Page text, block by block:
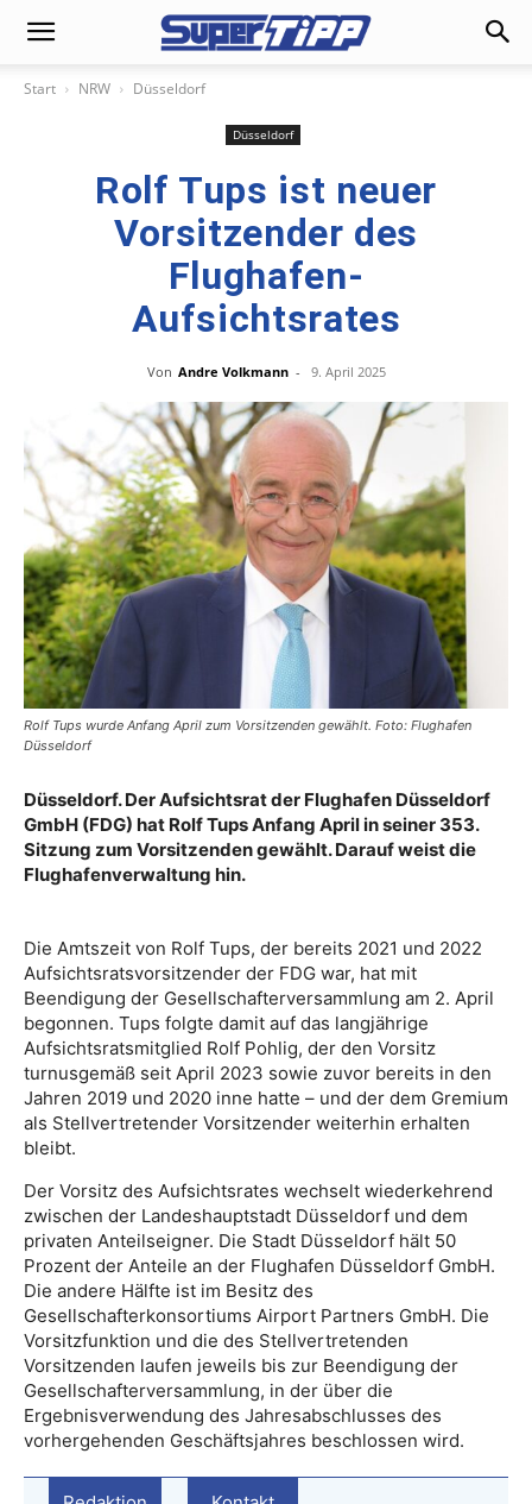
Start NRW Düsseldorf
Düsseldorf
Rolf Tups ist neuer
Vorsitzender des
Flughafen-
Aufsichtsrates
Von Andre Volkmann - 9. April 2025
Rolf Tups wurde Anfang April zum Vorsitzenden gewählt. Foto: Flughafen
Düsseldorf
Düsseldorf. Der Aufsichtsrat der Flughafen Düsseldorf
GmbH (FDG) hat Rolf Tups Anfang April in seiner 353.
Sitzung zum Vorsitzenden gewählt. Darauf weist die
Flughafenverwaltung hin.
Die Amtszeit von Rolf Tups, der bereits 2021 und 2022
Aufsichtsratsvorsitzender der FDG war, hat mit
Beendigung der Gesellschafterversammlung am 2. April
begonnen. Tups folgte damit auf das langjährige
Aufsichtsratsmitglied Rolf Pohlig, der den Vorsitz
turnusgemäß seit April 2023 sowie zuvor bereits in den
Jahren 2019 und 2020 inne hatte – und der dem Gremium
als Stellvertretender Vorsitzender weiterhin erhalten
bleibt.
Der Vorsitz des Aufsichtsrates wechselt wiederkehrend
zwischen der Landeshauptstadt Düsseldorf und dem
privaten Anteilseigner. Die Stadt Düsseldorf hält 50
Prozent der Anteile an der Flughafen Düsseldorf GmbH.
Die andere Hälfte ist im Besitz des
Gesellschafterkonsortiums Airport Partners GmbH. Die
Vorsitzfunktion und die des Stellvertretenden
Vorsitzenden laufen jeweils bis zur Beendigung der
Gesellschafterversammlung, in der über die
Ergebnisverwendung des Jahresabschlusses des
vorhergehenden Geschäftsjahres beschlossen wird.